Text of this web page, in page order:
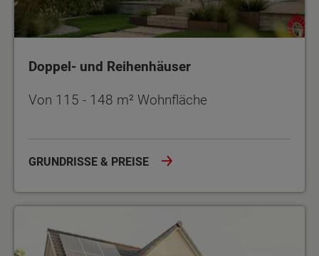
Doppel- und Reihenhäuser
Von 115 - 148 m² Wohnfläche
GRUNDRISSE & PREISE